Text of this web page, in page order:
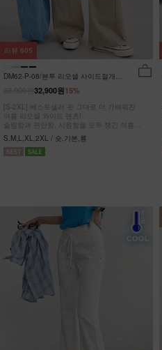
DM62-P-08/븐투 리오셀 사이드절개팬
15%
32,900원
[S-2XL] 베스트셀러 핏 그대로 더 가벼워진
여름 리오셀 와이드 팬츠!
슬림함과 편안함, 시원함을 모두 챙긴 여름
완전정복 팬츠
S,M,L,XL,2XL / 숏,기본,롱
리뷰 605